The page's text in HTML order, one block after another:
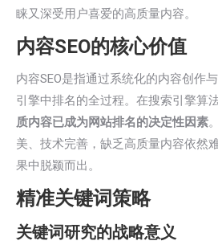
睐又深受用户喜爱的高质量内容。
内容SEO的核心价值
内容SEO是指通过系统化的内容创作
引擎中排名的全过程。在搜索引擎算
质内容已成为网站排名的决定性因素
美、技术完善，缺乏高质量内容依然
果中脱颖而出。
精准关键词策略
关键词研究的战略意义